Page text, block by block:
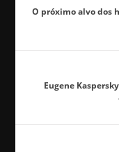
O próximo alvo dos
Eugene